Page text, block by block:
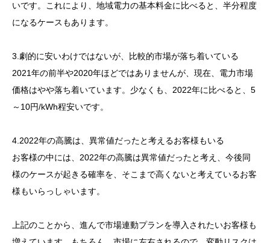
いです。これにより、地域電力の基本料金に比べると、半分程度
になるケースもあります。
3.劇的に安いわけではないが、比較的市場が落ち着いている
2021年の前半や2020年ほどではありませんが、現在、電力市場
価格はやや落ち着いています。少なくも、2022年に比べると、5
～10円/kWh程安いです。
4.2022年の高騰は、異常値だったと考えるお客様もいる
お客様の中には、2022年の高騰は異常値だったと考え、今後同
様のケースが起きる確率を、そこまで高くないと考えているお客
様もいらっしゃいます。
上記のことから、進んで市場連動プランを導入されたいお客様も